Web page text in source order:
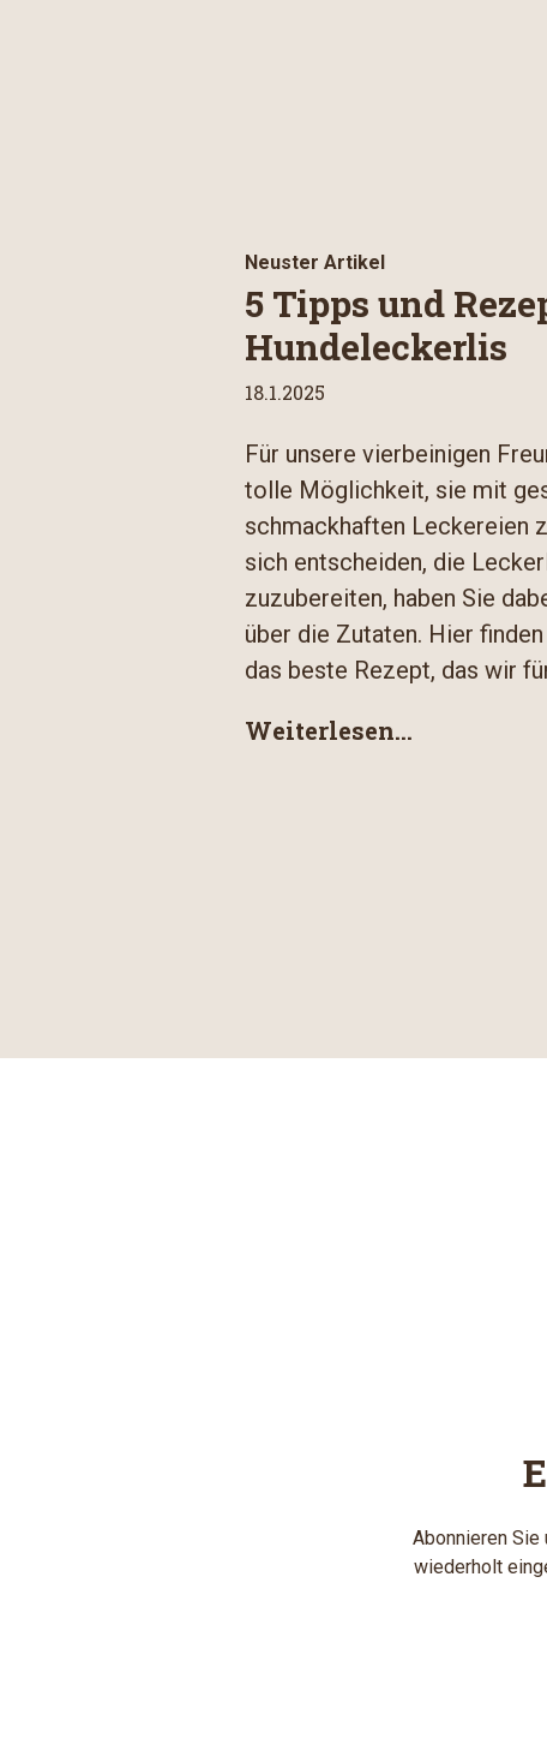
Neuster Artikel
5 Tipps und
Hundeleckerlis
18.1.2025
Für unsere vierbeinigen
tolle Möglichkeit, sie mit
schmackhaften Leckereien
sich entscheiden, die
zuzubereiten, haben Sie
über die Zutaten. Hier
das beste Rezept, das wir
Weiterlesen...
Abonnieren
wiederholt